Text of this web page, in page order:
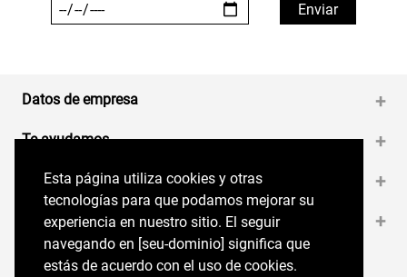
Esta página utiliza cookies y otras
tecnologías para que podamos mejorar su
experiencia en nuestro sitio. El seguir
navegando en perryellis.cl significa que estás
de acuerdo con el uso de cookies.
Esta página utiliza cookies y otras
tecnologías para que podamos mejorar su
experiencia en nuestro sitio. El seguir
navegando en [seu-dominio] significa que
estás de acuerdo con el uso de cookies.
Datos de empresa +
Te ayudamos +
Medios de pago +
Contáctanos +
Síguenos en nuestras RRSS